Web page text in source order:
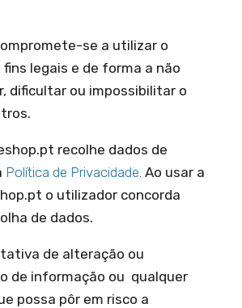
se a utilizar o
legais e de forma a não
dificultar ou impossibilitar o
recolhe dados de
Política de Privacidade. Ao usar a
o utilizador concorda
de dados.
de alteração ou
de informação ou qualquer
possa pôr em risco a